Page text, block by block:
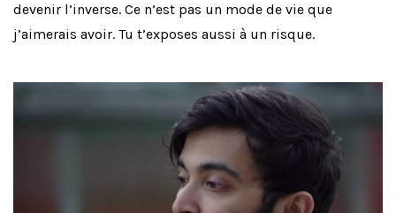
devenir l’inverse. Ce n’est pas un mode de vie que
j’aimerais avoir. Tu t’exposes aussi à un risque.